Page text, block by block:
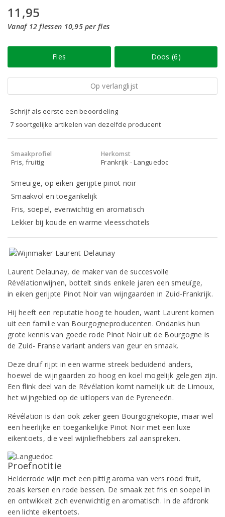
11,95
Vanaf 12 flessen 10,95 per fles
Fles Doos (6)
Op verlanglijst
Schrijf als eerste een beoordeling
7 soortgelijke artikelen van dezelfde producent
Smaakprofiel
Fris, fruitig
Herkomst
Frankrijk - Languedoc
Smeuïge, op eiken gerijpte pinot noir
Smaakvol en toegankelijk
Fris, soepel, evenwichtig en aromatisch
Lekker bij koude en warme vleesschotels
Laurent Delaunay, de maker van de succesvolle
Révélationwijnen, bottelt sinds enkele jaren een smeuïge,
in eiken gerijpte Pinot Noir van wijngaarden in Zuid-Frankrijk.
Hij heeft een reputatie hoog te houden, want Laurent komen
uit een familie van Bourgogneproducenten. Ondanks hun
grote kennis van goede rode Pinot Noir uit de Bourgogne is
de Zuid- Franse variant anders van geur en smaak.
Deze druif rijpt in een warme streek beduidend anders,
hoewel de wijngaarden zo hoog en koel mogelijk gelegen zijn.
Een flink deel van de Révélation komt namelijk uit de Limoux,
het wijngebied op de uitlopers van de Pyreneeën.
Révélation is dan ook zeker geen Bourgognekopie, maar wel
een heerlijke en toegankelijke Pinot Noir met een luxe
eikentoets, die veel wijnliefhebbers zal aanspreken.
Proefnotitie
Helderrode wijn met een pittig aroma van vers rood fruit,
zoals kersen en rode bessen. De smaak zet fris en soepel in
en ontwikkelt zich evenwichtig en aromatisch. In de afdronk
een lichte eikentoets.